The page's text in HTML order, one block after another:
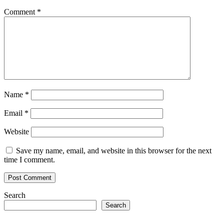
Comment *
Name *
Email *
Website
Save my name, email, and website in this browser for the next
time I comment.
Search
Search